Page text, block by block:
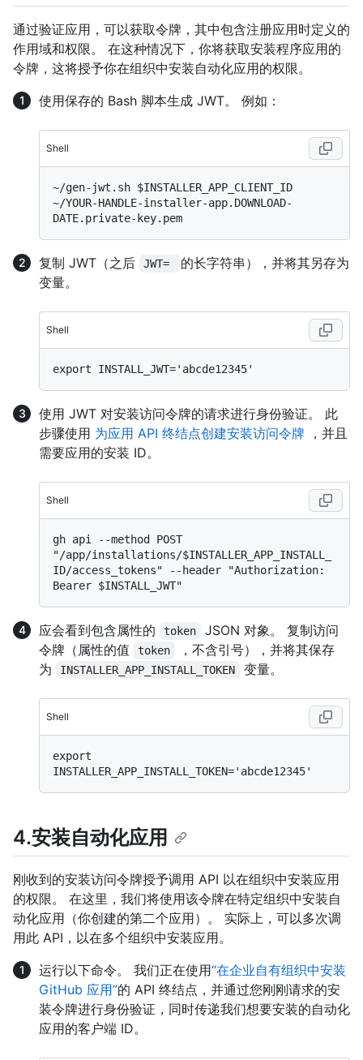
通过验证应用，可以获取令牌，其中包含注册应用时定义的
作用域和权限。 在这种情况下，你将获取安装程序应用的
令牌，这将授予你在组织中安装自动化应用的权限。
使用保存的 Bash 脚本生成 JWT。 例如：
Shell
~/gen-jwt.sh $INSTALLER_APP_CLIENT_ID
~/YOUR-HANDLE-installer-app.DOWNLOAD-
复制 JWT（之后 JWT=
的长字符串），并将其另存为
变量。
Shell
使用 JWT 对安装访问令牌的请求进行身份验证。 此
步骤使用 为应用 API 终结点创建安装访问令牌 ，并且
需要应用的安装 ID。
Shell
gh api --method POST
"/app/installations/$INSTALLER_APP_INSTALL_
ID/access_tokens" --header "Authorization:
应会看到包含属性的 token
JSON 对象。 复制访问
令牌（属性的值
token
，不含引号），并将其保存
为
INSTALLER_APP_INSTALL_TOKEN 变量。
Shell
export
4.安装自动化应用
刚收到的安装访问令牌授予调用 API 以在组织中安装应用
的权限。 在这里，我们将使用该令牌在特定组织中安装自
动化应用（你创建的第二个应用）。 实际上，可以多次调
用此 API，以在多个组织中安装应用。
运行以下命令。 我们正在使用“在企业自有组织中安装
GitHub 应用”的 API 终结点，并通过您刚刚请求的安
装令牌进行身份验证，同时传递我们想要安装的自动化
应用的客户端 ID。